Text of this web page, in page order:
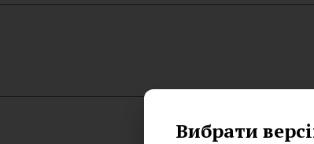
Вибрати